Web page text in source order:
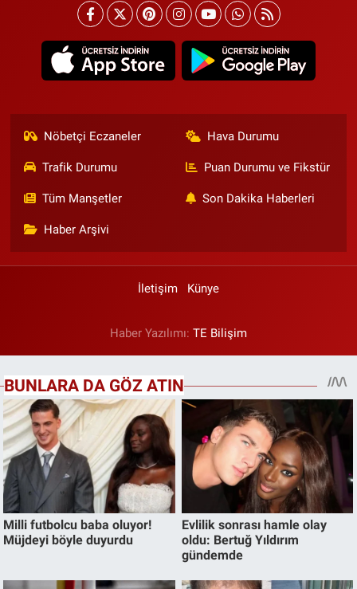
Nöbetçi Eczaneler Hava Durumu
Trafik Durumu Puan Durumu ve Fikstür
Tüm Manşetler Son Dakika Haberleri
Haber Arşivi
İletişim Künye
Haber Yazılımı: TE Bilişim